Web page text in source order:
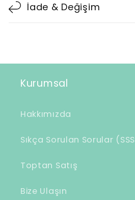
a
l
İade & Değişim
Kurumsal
Hakkımızda
Sıkça Sorulan Sorular
Toptan Satış
Bize Ulaşın